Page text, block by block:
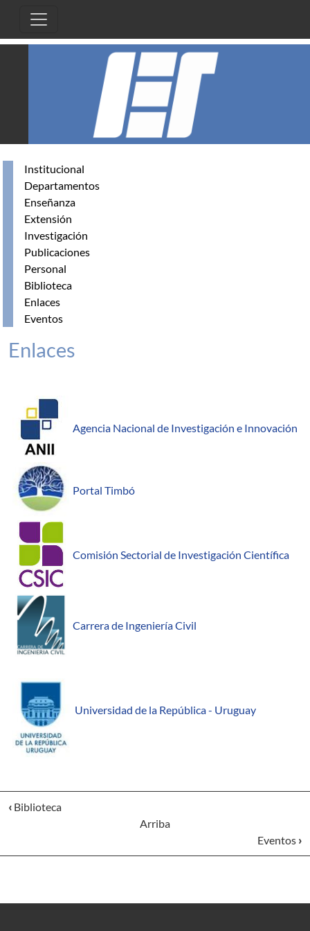
Institucional
Departamentos
Enseñanza
Extensión
Investigación
Publicaciones
Personal
Biblioteca
Enlaces
Eventos
Enlaces
Agencia Nacional de Investigación e Innovación
Portal Timbó
Comisión Sectorial de Investigación Científica
Carrera de Ingeniería Civil
Universidad de la República - Uruguay
‹ Biblioteca
Arriba
Eventos ›